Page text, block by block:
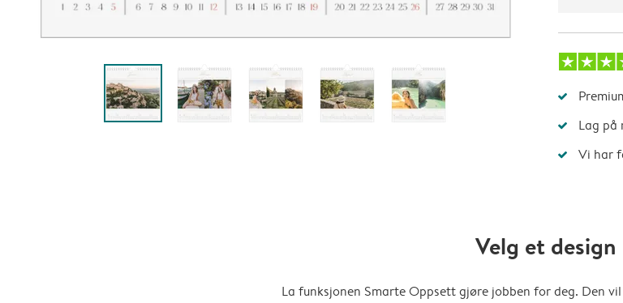
Lag på
Vi har
Velg et design
La funksjonen Smarte Oppsett gjøre jobben for deg. Den